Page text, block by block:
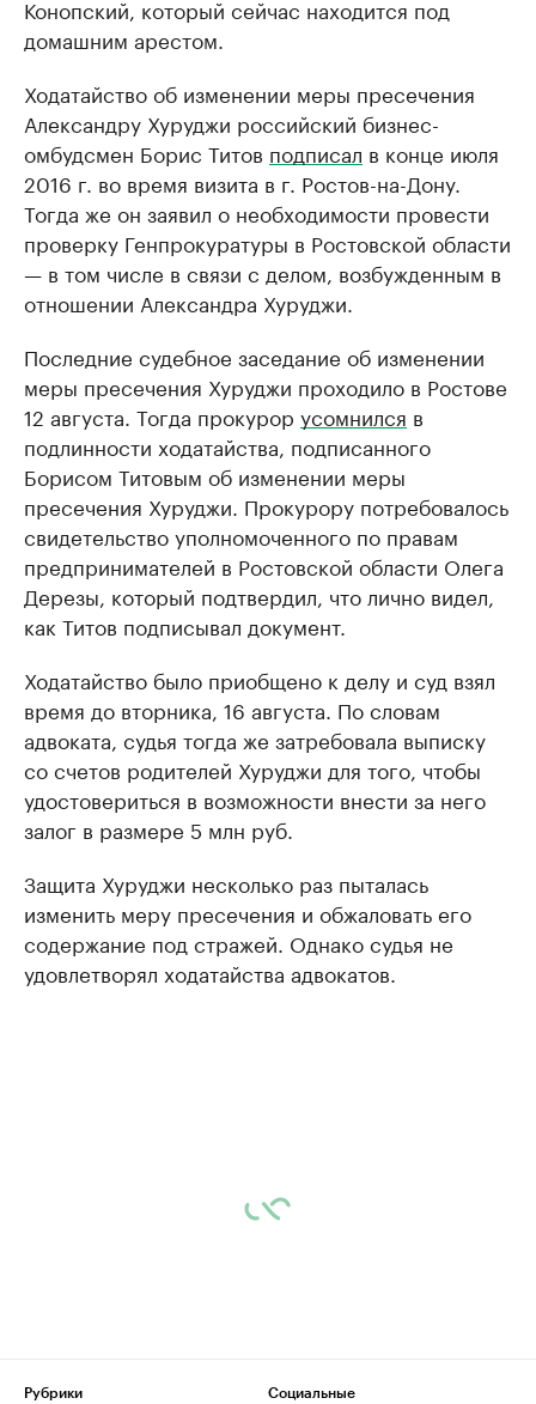
Конопский, который сейчас находится под
домашним арестом.
Ходатайство об изменении меры пресечения
Александру Хуруджи российский бизнес-
омбудсмен Борис Титов подписал в конце июля
2016 г. во время визита в г. Ростов-на-Дону.
Тогда же он заявил о необходимости провести
проверку Генпрокуратуры в Ростовской области
— в том числе в связи с делом, возбужденным в
отношении Александра Хуруджи.
Последние судебное заседание об изменении
меры пресечения Хуруджи проходило в Ростове
12 августа. Тогда прокурор усомнился в
подлинности ходатайства, подписанного
Борисом Титовым об изменении меры
пресечения Хуруджи. Прокурору потребовалось
свидетельство уполномоченного по правам
предпринимателей в Ростовской области Олега
Дерезы, который подтвердил, что лично видел,
как Титов подписывал документ.
Ходатайство было приобщено к делу и суд взял
время до вторника, 16 августа. По словам
адвоката, судья тогда же затребовала выписку
со счетов родителей Хуруджи для того, чтобы
удостовериться в возможности внести за него
залог в размере 5 млн руб.
Защита Хуруджи несколько раз пыталась
изменить меру пресечения и обжаловать его
содержание под стражей. Однако судья не
удовлетворял ходатайства адвокатов.
Рубрики
Социальные